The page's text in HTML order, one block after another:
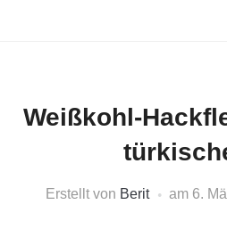
Weißkohl-
Erstellt von Berit am 6.